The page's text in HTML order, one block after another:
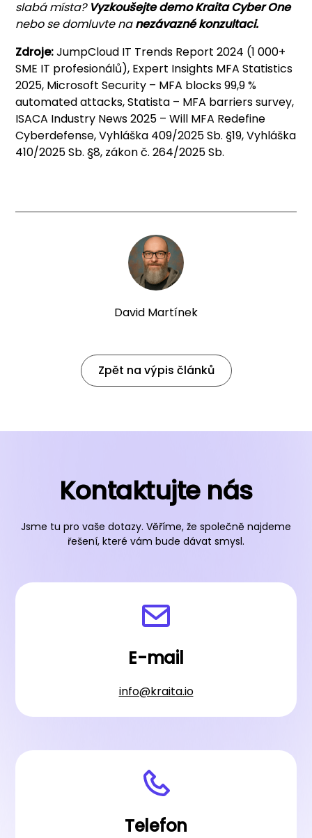
slabá místa? Vyzkoušejte demo Kraita Cyber One
nebo se domluvte na nezávazné konzultaci.
Zdroje:JumpCloud IT Trends Report 2024 (1 000+
SME IT profesionálů), Expert Insights MFA Statistics
2025, Microsoft Security – MFA blocks 99,9 %
automated attacks, Statista – MFA barriers survey,
ISACA Industry News 2025 – Will MFA Redefine
Cyberdefense, Vyhláška 409/2025 Sb. §19, Vyhláška
410/2025 Sb. §8, zákon č. 264/2025 Sb.
David Martínek
Zpět na výpis článků
Kontaktujte nás
Jsme tu pro vaše dotazy. Věříme, že společně najdeme
řešení, které vám bude dávat smysl.
E-mail
info@kraita.io
Telefon